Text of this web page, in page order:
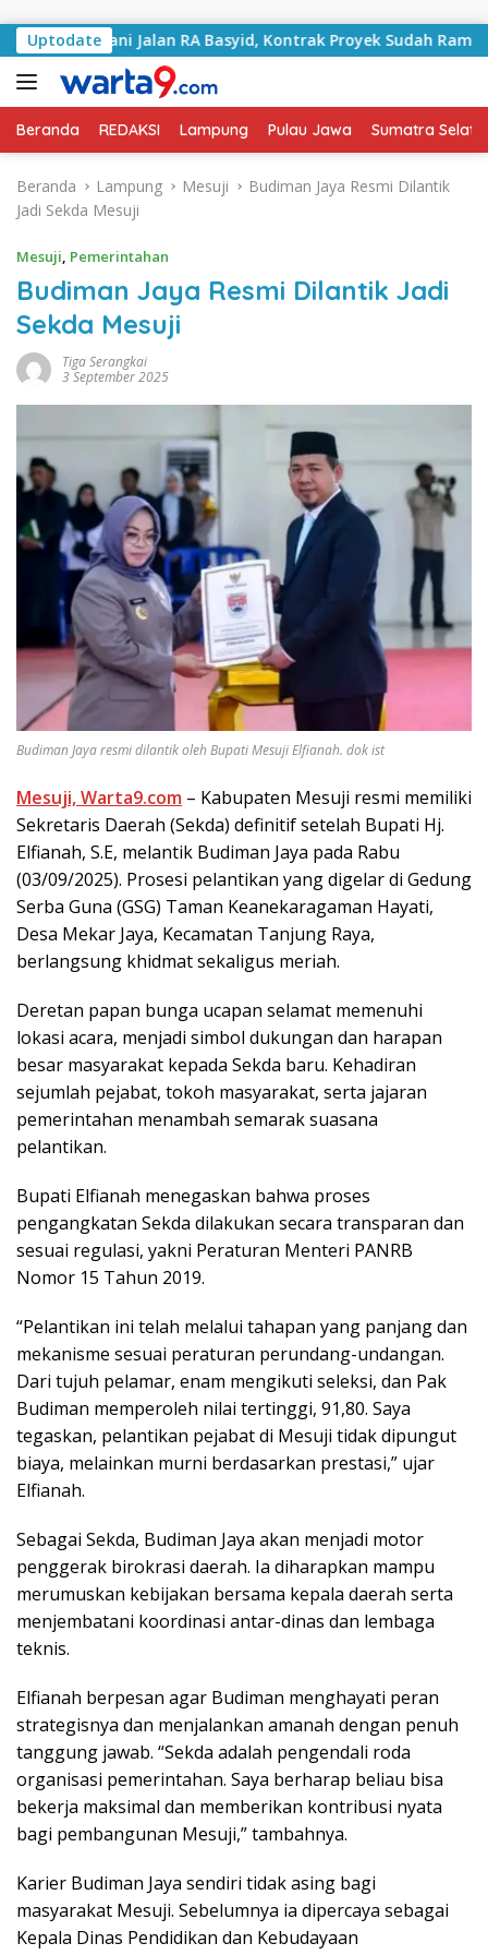
UptodateJalan RA Basyid, Kontrak Proyek Sudah Rampung
Beranda REDAKSI Lampung Pulau Jawa Sumatra
Beranda Lampung Mesuji
Budiman Jaya Resmi Dilantik
Jadi Sekda Mesuji
Mesuji, Pemerintahan
Budiman Jaya Resmi Dilantik Jadi
Sekda Mesuji
Tiga Serangkai
3 September 2025
Budiman Jaya resmi dilantik oleh Bupati Mesuji Elfianah. dok ist
Mesuji, Warta9.com – Kabupaten Mesuji resmi memiliki
Sekretaris Daerah (Sekda) definitif setelah Bupati Hj.
Elfianah, S.E, melantik Budiman Jaya pada Rabu
(03/09/2025). Prosesi pelantikan yang digelar di Gedung
Serba Guna (GSG) Taman Keanekaragaman Hayati,
Desa Mekar Jaya, Kecamatan Tanjung Raya,
berlangsung khidmat sekaligus meriah.
Deretan papan bunga ucapan selamat memenuhi
lokasi acara, menjadi simbol dukungan dan harapan
besar masyarakat kepada Sekda baru. Kehadiran
sejumlah pejabat, tokoh masyarakat, serta jajaran
pemerintahan menambah semarak suasana
pelantikan.
Bupati Elfianah menegaskan bahwa proses
pengangkatan Sekda dilakukan secara transparan dan
sesuai regulasi, yakni Peraturan Menteri PANRB
Nomor 15 Tahun 2019.
“Pelantikan ini telah melalui tahapan yang panjang dan
mekanisme sesuai peraturan perundang-undangan.
Dari tujuh pelamar, enam mengikuti seleksi, dan Pak
Budiman memperoleh nilai tertinggi, 91,80. Saya
tegaskan, pelantikan pejabat di Mesuji tidak dipungut
biaya, melainkan murni berdasarkan prestasi,” ujar
Elfianah.
Sebagai Sekda, Budiman Jaya akan menjadi motor
penggerak birokrasi daerah. Ia diharapkan mampu
merumuskan kebijakan bersama kepala daerah serta
menjembatani koordinasi antar-dinas dan lembaga
teknis.
Elfianah berpesan agar Budiman menghayati peran
strategisnya dan menjalankan amanah dengan penuh
tanggung jawab. “Sekda adalah pengendali roda
organisasi pemerintahan. Saya berharap beliau bisa
bekerja maksimal dan memberikan kontribusi nyata
bagi pembangunan Mesuji,” tambahnya.
Karier Budiman Jaya sendiri tidak asing bagi
masyarakat Mesuji. Sebelumnya ia dipercaya sebagai
Kepala Dinas Pendidikan dan Kebudayaan